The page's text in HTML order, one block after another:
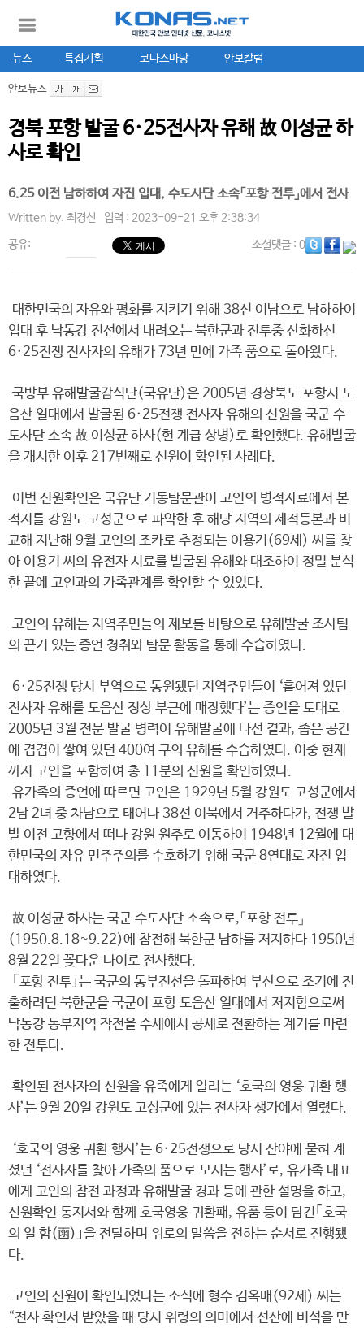
뉴스 특집기획 코나스마당 안보칼럼
안보뉴스
경북 포항 발굴 6·25전사자 유해 故 이성균 하
사로 확인
6.25 이전 남하하여 자진 입대, 수도사단 소속「포항 전투」에서 전사
Written by. 최경선 입력 : 2023-09-21 오후 2:38:34
공유: 소셜댓글: 0
대한민국의 자유와 평화를 지키기 위해 38선 이남으로 남하하여
입대 후 낙동강 전선에서 내려오는 북한군과 전투중 산화하신
6·25전쟁 전사자의 유해가 73년 만에 가족 품으로 돌아왔다.
국방부 유해발굴감식단(국유단)은 2005년 경상북도 포항시 도
음산 일대에서 발굴된 6·25전쟁 전사자 유해의 신원을 국군 수
도사단 소속 故 이성균 하사(현 계급 상병)로 확인했다. 유해발굴
을 개시한 이후 217번째로 신원이 확인된 사례다.
이번 신원확인은 국유단 기동탐문관이 고인의 병적자료에서 본
적지를 강원도 고성군으로 파악한 후 해당 지역의 제적등본과 비
교해 지난해 9월 고인의 조카로 추정되는 이용기(69세) 씨를 찾
아 이용기 씨의 유전자 시료를 발굴된 유해와 대조하여 정밀 분석
한 끝에 고인과의 가족관계를 확인할 수 있었다.
고인의 유해는 지역주민들의 제보를 바탕으로 유해발굴 조사팀
의 끈기 있는 증언 청취와 탐문 활동을 통해 수습하였다.
6·25전쟁 당시 부역으로 동원됐던 지역주민들이 ‘흩어져 있던
전사자 유해를 도음산 정상 부근에 매장했다’는 증언을 토대로
2005년 3월 전문 발굴 병력이 유해발굴에 나선 결과, 좁은 공간
에 겹겹이 쌓여 있던 400여 구의 유해를 수습하였다. 이중 현재
까지 고인을 포함하여 총 11분의 신원을 확인하였다.
유가족의 증언에 따르면 고인은 1929년 5월 강원도 고성군에서
2남 2녀 중 차남으로 태어나 38선 이북에서 거주하다가, 전쟁 발
발 이전 고향에서 떠나 강원 원주로 이동하여 1948년 12월에 대
한민국의 자유 민주주의를 수호하기 위해 국군 8연대로 자진 입
대하였다.
故 이성균 하사는 국군 수도사단 소속으로,「포항 전투」
(1950.8.18~9.22)에 참전해 북한군 남하를 저지하다 1950년
8월 22일 꽃다운 나이로 전사했다.
｢포항 전투｣는 국군의 동부전선을 돌파하여 부산으로 조기에 진
출하려던 북한군을 국군이 포항 도음산 일대에서 저지함으로써
낙동강 동부지역 작전을 수세에서 공세로 전환하는 계기를 마련
한 전투다.
확인된 전사자의 신원을 유족에게 알리는 ‘호국의 영웅 귀환 행
사’는 9월 20일 강원도 고성군에 있는 전사자 생가에서 열렸다.
‘호국의 영웅 귀환 행사’는 6·25전쟁으로 당시 산야에 묻혀 계
셨던 ‘전사자를 찾아 가족의 품으로 모시는 행사’로, 유가족 대표
에게 고인의 참전 과정과 유해발굴 경과 등에 관한 설명을 하고,
신원확인 통지서와 함께 호국영웅 귀환패, 유품 등이 담긴｢호국
의 얼 함(函)｣을 전달하며 위로의 말씀을 전하는 순서로 진행됐
다.
고인의 신원이 확인되었다는 소식에 형수 김옥매(92세) 씨는
“전사 확인서 받았을 때 당시 위령의 의미에서 선산에 비석을 만